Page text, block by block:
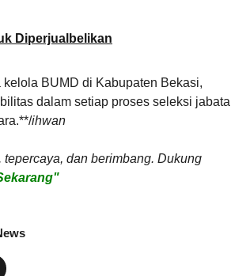
Diperjualbelikan
BUMD di Kabupaten Bekasi,
dalam setiap proses seleksi
ihwan
dan berimbang. Dukung